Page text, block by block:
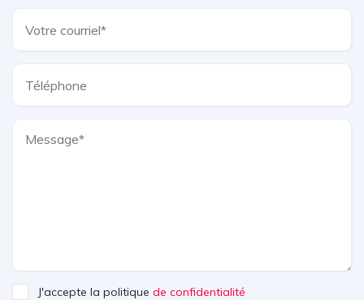
J'accepte la politique de confidentialité